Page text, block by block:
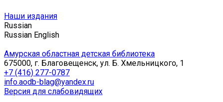
Наши издания
Russian
Russian English
Амурская областная детская библиотека
675000, г. Благовещенск, ул. Б. Хмельницкого, 1
+7 (416) 277-0787
info.aodb-blag@yandex.ru
Версия для слабовидящих